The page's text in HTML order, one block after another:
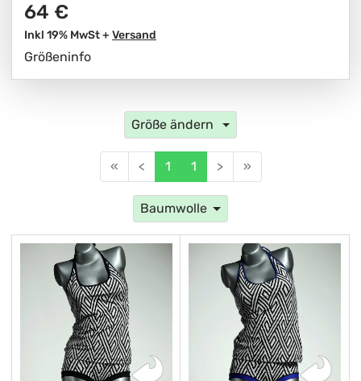
64 €
Inkl 19% MwSt + Versand
Größeninfo
Größe ändern
« < 1 1 > »
Baumwolle